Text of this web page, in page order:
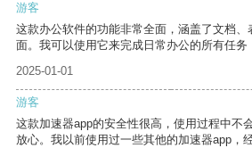
游客
这款办公软件的功能非常全面，涵盖了文档
面。我可以使用它来完成日常办公的所有任务
2025-01-01
游客
这款加速器app的安全性很高，使用过程中不
放心。我以前使用过一些其他的加速器app，